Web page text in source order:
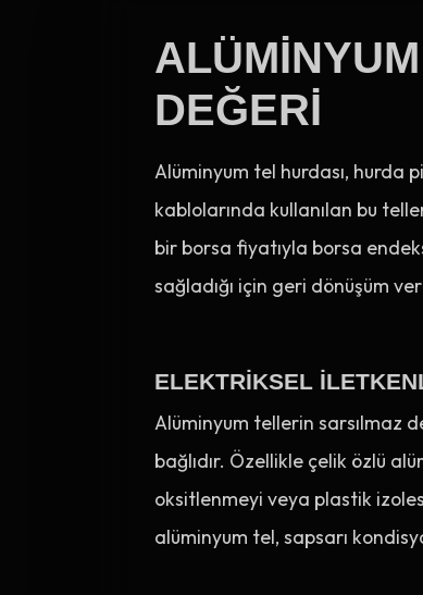
DEĞERI
Alüminyum tel hurdası, hurda
kablolarında kullanılan bu
bir borsa fiyatıyla borsa
sağladığı için geri dönüşüm
ELEKTRIKSEL
Alüminyum tellerin sarsılmaz
bağlıdır. Özellikle çelik özlü
oksitlenmeyi veya plastik
alüminyum tel, sapsarı